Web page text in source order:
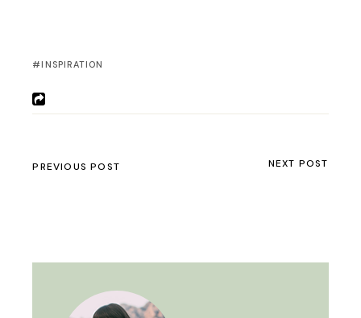
INSPIRATION
PREVIOUS POST NEXT POST